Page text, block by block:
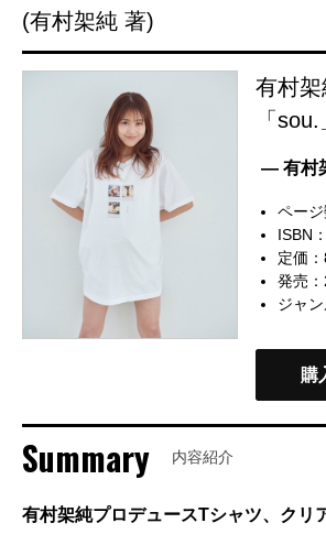
(有村架純 著)
有村
「
— 有村
ペー
ISBN
定価
発売
ジャ
購
Summary 内容紹介
有村架純プロデュースTシャツ、クリ